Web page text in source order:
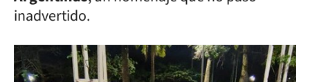
inadvertido.